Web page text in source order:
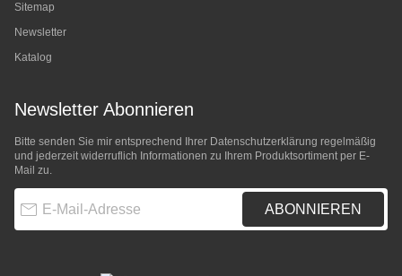
Sitemap
Newsletter
Katalog
Newsletter Abonnieren
Bitte senden Sie mir entsprechend Ihrer Datenschutzerklärung regelmäßig
und jederzeit widerruflich Informationen zu Ihrem Produktsortiment per E-
Mail zu.
ABONNIEREN